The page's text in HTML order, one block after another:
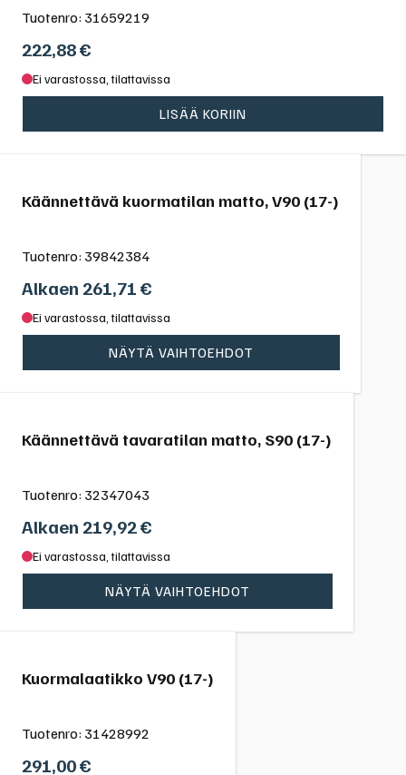
Tuotenro: 31659219
222,88€
Ei varastossa, tilattavissa
LISÄÄ KORIIN
Käännettävä kuormatilan matto, V90 (17-)
Tuotenro: 39842384
Alkaen 261,71€
Ei varastossa, tilattavissa
NÄYTÄ VAIHTOEHDOT
Käännettävä tavaratilan matto, S90 (17-)
Tuotenro: 32347043
Alkaen 219,92€
Ei varastossa, tilattavissa
NÄYTÄ VAIHTOEHDOT
Kuormalaatikko V90 (17-)
Tuotenro: 31428992
291,00€